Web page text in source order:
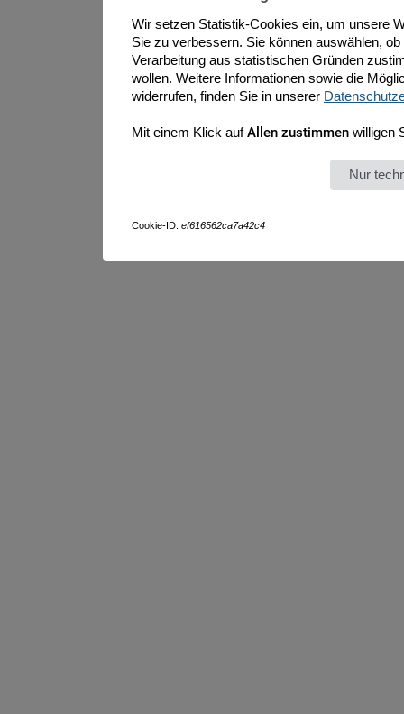
Wir setzen Statistik-Cookies ein, um unsere
Sie zu verbessern. Sie können auswählen,
Verarbeitung aus statistischen Gründen
wollen. Weitere Informationen sowie die
widerrufen, finden Sie in unserer
Mit einem Klick aufAllen zustimmen willigen
Nur
Cookie-ID: ef616562ca7a42c4